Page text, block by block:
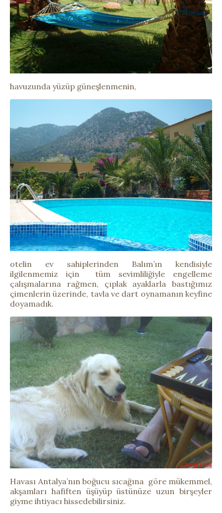
havuzunda yüzüp güneşlenmenin,
otelin ev sahiplerinden Balım’ın kendisiyle
ilgilenmemiz için tüm sevimliliğiyle engelleme
çalışmalarına rağmen, çıplak ayaklarla bastığımız
çimenlerin üzerinde, tavla ve dart oynamanın keyfine
doyamadık.
Havası Antalya’nın boğucu sıcağına göre mükemmel,
akşamları hafiften üşüyüp üstünüze uzun birşeyler
giyme ihtiyacı hissedebilirsiniz.